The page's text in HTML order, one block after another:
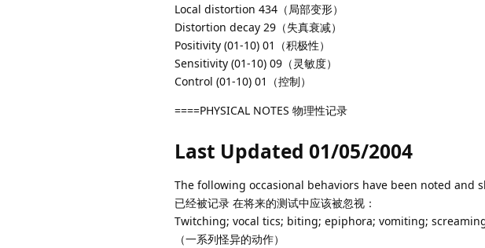
Local distortion 434（局部变形）
Distortion decay 29（失真衰减）
Positivity (01-10) 01（积极性）
Sensitivity (01-10) 09（灵敏度）
Control (01-10) 01（控制）
====PHYSICAL NOTES 物理性记录
Last Updated 01/05/2004
The following occasional behaviors have been noted and
已经被记录 在将来的测试中应该被忽视：
Twitching; vocal tics; biting; epiphora; vomiting;
（一系列怪异的动作）